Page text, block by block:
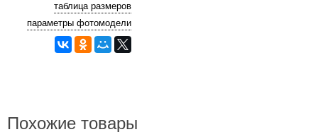
таблица размеров
параметры фотомодели
Похожие товары